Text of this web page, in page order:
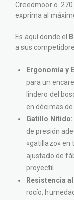
Creedmoor o
exprima al
Es aquí donde el
a sus
Ergonomía y
para un
lindero del
en décimas
Gatillo Nítido:
de presión
«gatillazo» en
ajustado de
proyectil.
Resistencia
rocío,